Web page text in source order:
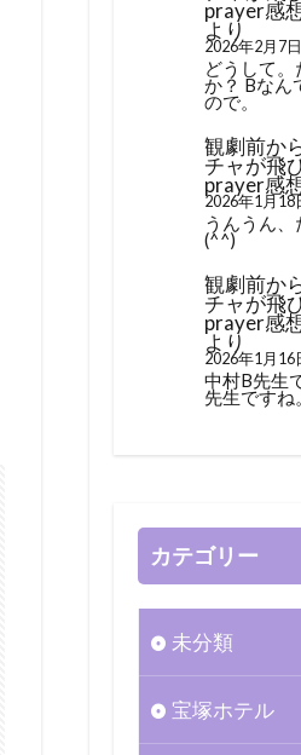
prayer感
より
2026年2月7日
どうして
か？ Bなん
ので。
観劇前か
チャが飛
prayer感
2026年1月18
うんうん
(^^)
観劇前か
チャが飛
prayer感
より
2026年1月16
中村B先生
先生ですね
カテゴリー
未分類
宝塚ホテル